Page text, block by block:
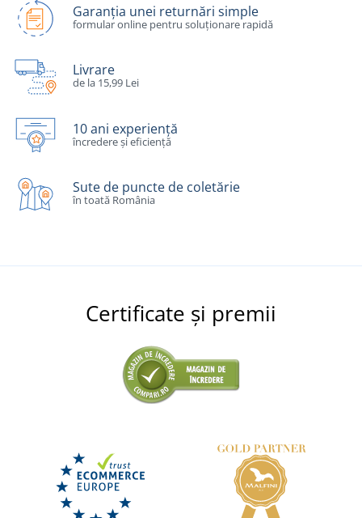
Garanția unei returnări simple
formular online pentru soluționare rapidă
Livrare
de la 15,99 Lei
10 ani experiență
încredere și eficiență
Sute de puncte de coletărie
în toată România
Certificate și premii